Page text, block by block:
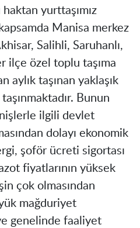
yurttaşımız
Manisa merkez
Salihli, Saruhanlı,
ilçe özel toplu taşıma
aylık taşınan yaklaşık
Bunun
ilgili devlet
dolayı ekonomik
şoför ücreti sigortası
fiyatlarının yüksek
çok olmasından
mağduriyet
genelinde faaliyet